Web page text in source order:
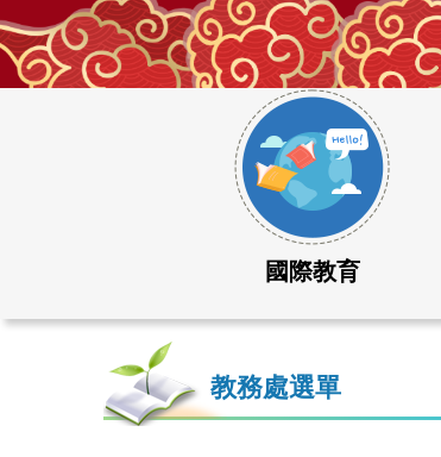
115學年度大學學測成績表現優異
國際教育
教務處選單